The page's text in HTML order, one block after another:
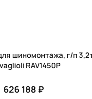
шиномонтажа, г/п
RAV1450P
626 188 ₽